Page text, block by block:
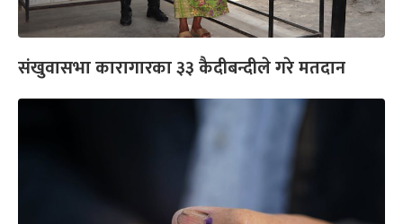
संखुवासभा कारागारका ३३ कैदीबन्दीले गरे मतदान